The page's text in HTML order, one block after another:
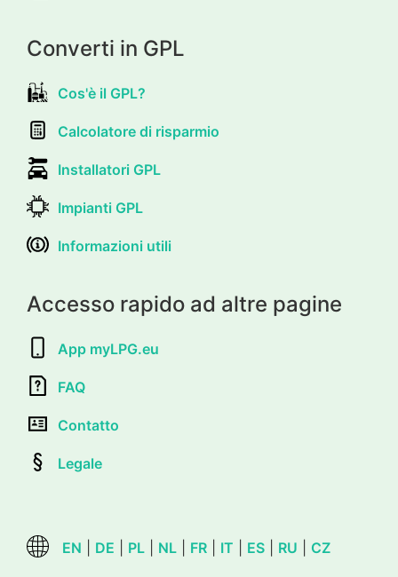
Converti in GPL
Cos'è il GPL?
Calcolatore di risparmio
Installatori GPL
Impianti GPL
Informazioni utili
Accesso rapido ad altre pagine
App myLPG.eu
FAQ
Contatto
Legale
EN DE PL NL FR IT ES RU CZ